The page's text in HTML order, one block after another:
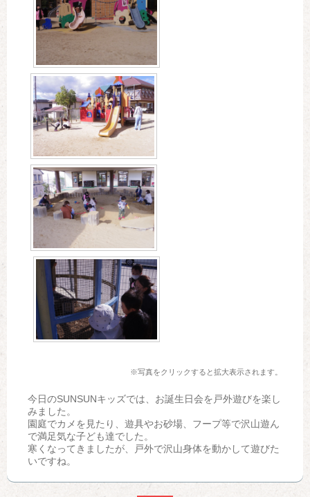
※写真をクリックすると拡大表示されます。
今日のSUNSUNキッズでは、お誕生日会を戸外遊びを楽し
みました。
園庭でカメを見たり、遊具やお砂場、フープ等で沢山遊ん
で満足気な子ども達でした。
寒くなってきましたが、戸外で沢山身体を動かして遊びた
いですね。